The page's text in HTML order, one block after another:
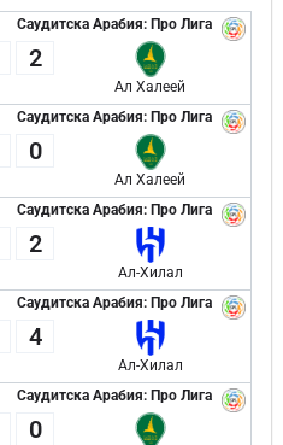
Саудитска Арабия: Про Лига
2
Ал Халеей
Саудитска Арабия: Про Лига
0
Ал Халеей
Саудитска Арабия: Про Лига
2
Ал-Хилал
Саудитска Арабия: Про Лига
4
Ал-Хилал
Саудитска Арабия: Про Лига
0